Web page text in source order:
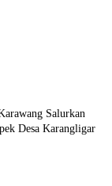
Salurkan
Desa Karangligar